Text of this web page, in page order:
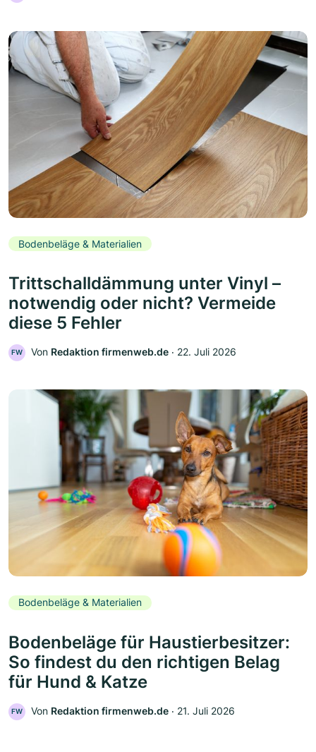
Bodenbeläge & Materialien
Trittschalldämmung unter Vinyl –
notwendig oder nicht? Vermeide
diese 5 Fehler
FW Von Redaktion firmenweb.de ‧ 22. Juli 2026
Bodenbeläge & Materialien
Bodenbeläge für Haustierbesitzer:
So findest du den richtigen Belag
für Hund & Katze
FW Von Redaktion firmenweb.de ‧ 21. Juli 2026